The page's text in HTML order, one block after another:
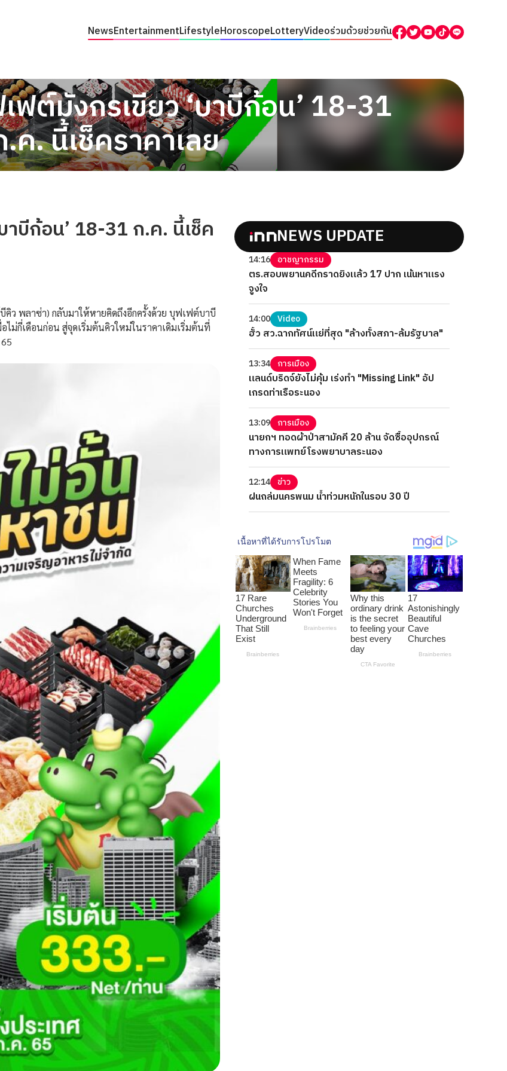
NewsEntertainmentLifestyleHoroscopeLotteryVideoร่วมด้วยช่วยกัน
ต์มังกรเขียว ‘บาบีก้อน’ 18-31
ค. นี้เช็คราคาเลย
บีก้อน’ 18-31 ก.ค. นี้เช็ค
พลาซ่า) กลับมาให้หายคิดถึงอีกครั้งด้วย บุฟเฟต์บาบี
ม่กี่เดือนก่อน สู่จุดเริ่มต้นคิวใหม่ในราคาเดิมเริ่มต้นที่
NEWS UPDATE
14:16 อาชญากรรม
ตร.สอบพยานคดีกราดยิงแล้ว 17 ปาก เน้นหาแรง
จูงใจ
14:00 Video
ฮั้ว สว.ฉากทัศน์แย่ที่สุด "ล้างทั้งสภา-ล้มรัฐบาล"
13:34 การเมือง
แลนด์บริดจ์ยังไม่คุ้ม เร่งทำ "Missing Link" อัป
เกรดท่าเรือระนอง
13:09 การเมือง
นายกฯ ทอดผ้าป่าสามัคคี 20 ล้าน จัดซื้ออุปกรณ์
ทางการแพทย์โรงพยาบาลระนอง
12:14 ข่าว
ฝนถล่มนครพนม น้ำท่วมหนักในรอบ 30 ปี